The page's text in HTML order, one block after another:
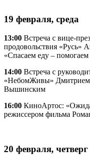
19 февраля, среда
13:00 Встреча с вице-
продовольствия «Русь»
«Спасаем еду –
14:00 Встреча с
«НебомЖивы»
Вышинским
16:00 КиноАртос:
режиссером фильма
20 февраля, четверг